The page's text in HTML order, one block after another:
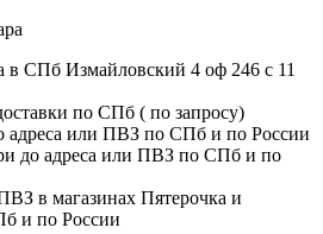
в СПб Измайловский 4 оф 246 с 11
по СПб ( по запросу)
или ПВЗ по СПб и по России
до адреса или ПВЗ по СПб и по
в магазинах Пятерочка и
и по России